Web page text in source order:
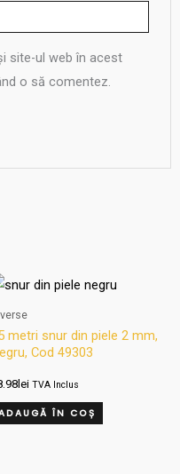
site-ul web în acest
o să comentez.
metri snur din piele 2 mm,
Cod 49303
lei TVA Inclus
ÎN COȘ